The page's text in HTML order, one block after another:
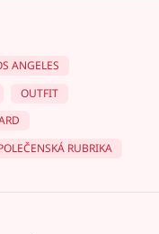
ANGELES
OUTFIT
RUBRIKA